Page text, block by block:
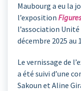
Maubourg a eu la
l’exposition
l’association Unité
décembre 2025 au
Le vernissage de
a été suivi d’une
Sakoun et Aline